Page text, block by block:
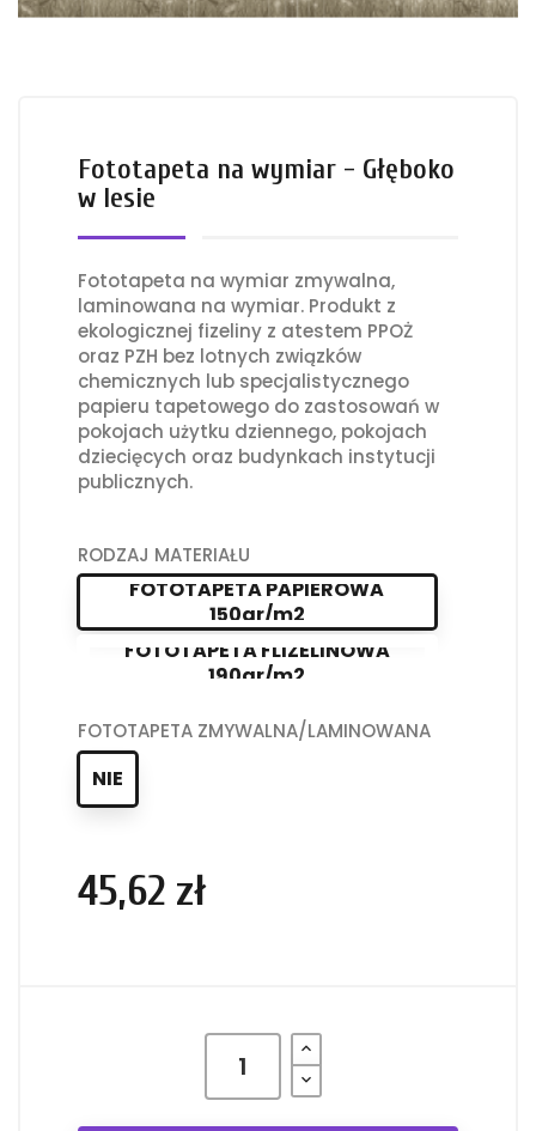
Fototapeta na wymiar - Głęboko
w lesie
Fototapeta na wymiar zmywalna,
laminowana na wymiar. Produkt z
ekologicznej fizeliny z atestem PPOŻ
oraz PZH bez lotnych związków
chemicznych lub specjalistycznego
papieru tapetowego do zastosowań w
pokojach użytku dziennego, pokojach
dziecięcych oraz budynkach instytucji
publicznych.
RODZAJ MATERIAŁU
FOTOTAPETA PAPIEROWA
150gr/m2
FOTOTAPETA FLIZELINOWA
190gr/m2
FOTOTAPETA ZMYWALNA/LAMINOWANA
NIE
45,62 zł